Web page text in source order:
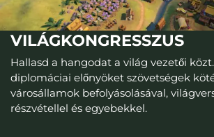
VILÁGKONGRESSZUS
Hallasd a hangodat a világ vezetői
diplomáciai előnyöket szövetségek
városállamok befolyásolásával,
részvétellel és egyebekkel.